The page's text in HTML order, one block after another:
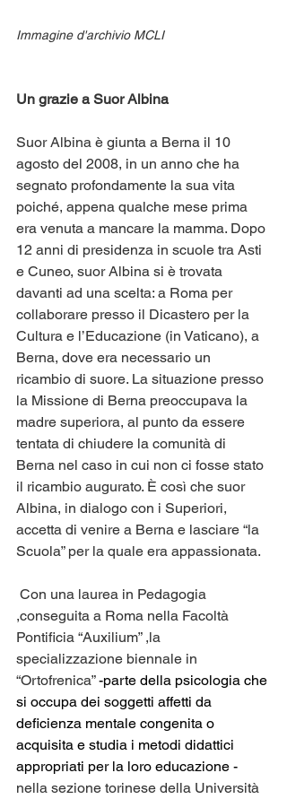
Immagine d'archivio MCLI
Un grazie a Suor Albina
Suor Albina è giunta a Berna il 10
agosto del 2008, in un anno che ha
segnato profondamente la sua vita
poiché, appena qualche mese prima
era venuta a mancare la mamma. Dopo
12 anni di presidenza in scuole tra Asti
e Cuneo, suor Albina si è trovata
davanti ad una scelta: a Roma per
collaborare presso il Dicastero per la
Cultura e l’Educazione (in Vaticano), a
Berna, dove era necessario un
ricambio di suore. La situazione presso
la Missione di Berna preoccupava la
madre superiora, al punto da essere
tentata di chiudere la comunità di
Berna nel caso in cui non ci fosse stato
il ricambio augurato. È così che suor
Albina, in dialogo con i Superiori,
accetta di venire a Berna e lasciare “la
Scuola” per la quale era appassionata.
Con una laurea in Pedagogia
,conseguita a Roma nella Facoltà
Pontificia “Auxilium” ,la
specializzazione biennale in
“Ortofrenica” -parte della psicologia che
si occupa dei soggetti affetti da
deficienza mentale congenita o
acquisita e studia i metodi didattici
appropriati per la loro educazione -
nella sezione torinese della Università